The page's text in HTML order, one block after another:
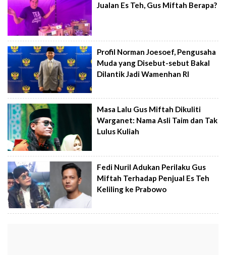
Jualan Es Teh, Gus Miftah Berapa?
Profil Norman Joesoef, Pengusaha
Muda yang Disebut-sebut Bakal
Dilantik Jadi Wamenhan RI
Masa Lalu Gus Miftah Dikuliti
Warganet: Nama Asli Taim dan Tak
Lulus Kuliah
Fedi Nuril Adukan Perilaku Gus
Miftah Terhadap Penjual Es Teh
Keliling ke Prabowo